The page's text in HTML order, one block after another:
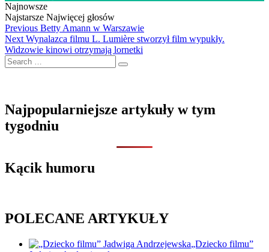
Najnowsze
Najstarsze Najwięcej głosów
Nawigacja
wpisu
Previous Previous
post:
Betty Amann w Warszawie
Next Next
post:
Wynalazca filmu L. Lumière stworzył film wypukły.
Widzowie kinowi otrzymają lornetki
Search
…
Najpopularniejsze artykuły w tym
tygodniu
Kącik humoru
POLECANE ARTYKUŁY
„Dziecko filmu”